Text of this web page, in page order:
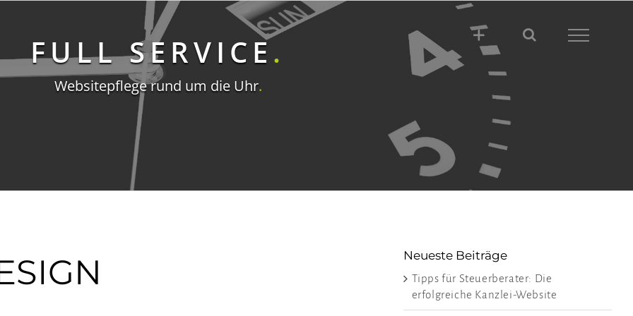
FULL SERVICE.
Websitepflege rund um die Uhr.
Neueste Beiträge
Tipps für Steuerberater: Die
erfolgreiche Kanzlei-Website